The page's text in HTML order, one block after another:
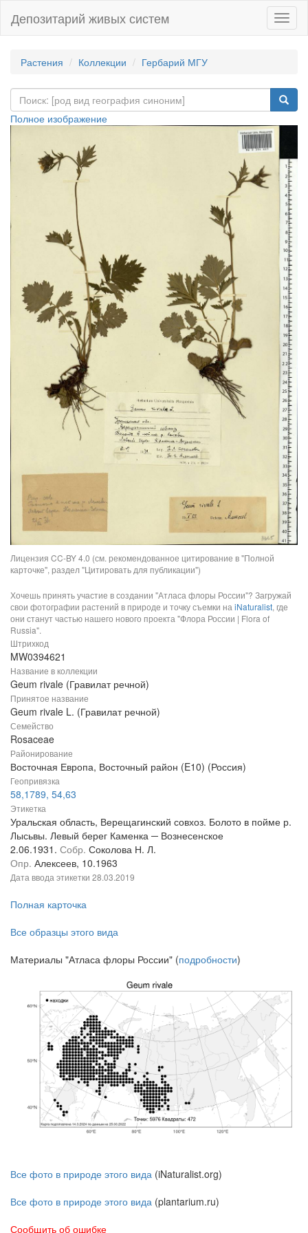
Депозитарий живых систем
Растения Коллекции Гербарий МГУ
Полное изображение
Лицензия CC-BY 4.0 (см. рекомендованное цитирование в "Полной
карточке", раздел "Цитировать для публикации")
Хочешь принять участие в создании "Атласа флоры России"? Загружай
свои фотографии растений в природе и точку съемки на iNaturalist, где
они станут частью нашего нового проекта "Флора России | Flora of
Russia".
Штрихкод
MW0394621
Название в коллекции
Geum rivale (Гравилат речной)
Принятое название
Geum rivale L. (Гравилат речной)
Семейство
Rosaceae
Районирование
Восточная Европа, Восточный район (E10) (Россия)
Геопривязка
58,1789, 54,63
Этикетка
Уральская область, Верещагинский совхоз. Болото в пойме р.
Лысьвы. Левый берег Каменка ─ Вознесенское
2.06.1931. Собр. Соколова Н. Л.
Опр. Алексеев, 10.1963
Дата ввода этикетки 28.03.2019
Полная карточка
Все образцы этого вида
Материалы "Атласа флоры России" (подробности)
Все фото в природе этого вида (iNaturalist.org)
Все фото в природе этого вида (plantarium.ru)
Сообщить об ошибке